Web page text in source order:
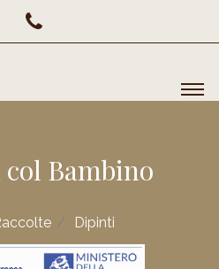
Bambino
Dipinti